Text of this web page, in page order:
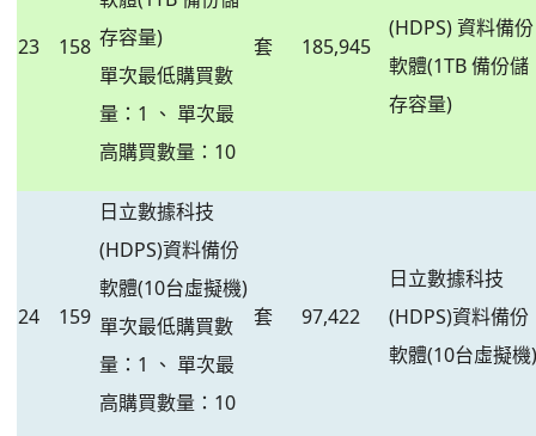
23 158 存容量)
單次最低購買數
量：1 、 單次最
高購買數量：10
套 185,945
(HDPS) 資料備份
軟體(1TB 備份儲
存容量)
24 159
日立數據科技
(HDPS)資料備份
軟體(10台虛擬機)
單次最低購買數
量：1 、 單次最
高購買數量：10
套 97,422
日立數據科技
(HDPS)資料備份
軟體(10台虛擬機)